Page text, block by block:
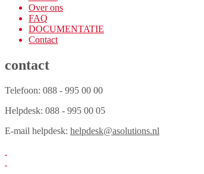
Over ons
FAQ
DOCUMENTATIE
Contact
contact
Telefoon: 088 - 995 00 00
Helpdesk: 088 - 995 00 05
E-mail helpdesk: helpdesk@asolutions.nl